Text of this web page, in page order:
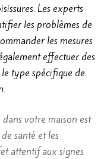
Les experts
les problèmes de
les mesures
effectuer des
type spécifique de
votre maison est
santé et les
attentif aux signes